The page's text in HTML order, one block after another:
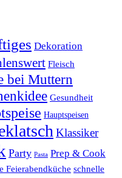
Dekoration
Fleisch
bei Muttern
Gesundheit
Hauptspeisen
Klassiker
Party Pasta Prep & Cook
Feierabendküche schnelle